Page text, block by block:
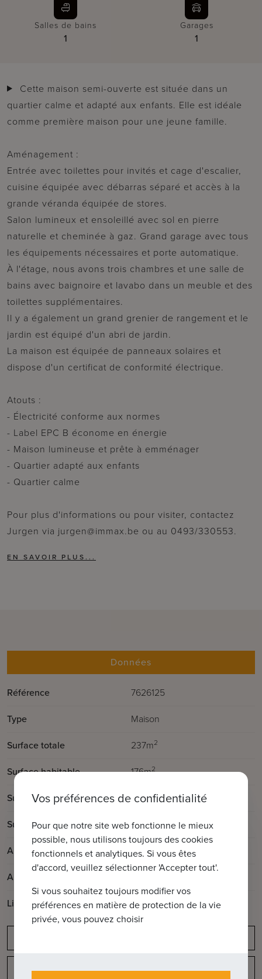
Salles de bains
1
Garages
1
quartier calme et adapté aux enfants. Elle est idéale
comme première maison pour une jeune famille.
Aménagement :
Entrée avec toilettes pour invités et cage d'escalier,
cuisine équipée avec débarras séparé et accès à la
grande véranda équipée de stores.
Salon lumineux et ensoleillé avec sol en pierre
naturelle et cheminée à gaz. Grand garage avec tous
les équipements nécessaires et porte automatique.
À l'étage, nous avons trois chambres et une salle de
bains avec baignoire et lavabo dans un meuble et des
toilettes supplémentaires.
Il y a également un grand grenier de rangement et le
jardin est équipé d'un abri de jardin.
La maison est équipée de panneaux solaires et
dispose d'un certificat de conformité électrique.
Atouts :
- Électricité conforme aux normes
- Label EPC B économe en énergie
- Maison lumineuse et prête à emménager
- Quartier adapté aux enfants
- Quartier calme
Pour plus d'informations ou pour visiter, contactez
Jurgen via jurgen@immax.be ou au 0493/330553.
Données
Référence
7626125
Type
Maison
Surface totale
237m2
Surface habitable 176m2
Surface de la terrasse 6m2
Surface du jardin 90m2
Année de construction
1980
Année de rénovation
Libre à partir de:
à convenir
Disposition
Vos préférences de confidentialité
Pour que notre site web fonctionne le mieux
possible, nous utilisons toujours des cookies
fonctionnels et analytiques. Si vous êtes
d'accord, veuillez sélectionner 'Accepter tout'.
Si vous souhaitez toujours modifier vos
préférences en matière de protection de la vie
privée, vous pouvez choisir